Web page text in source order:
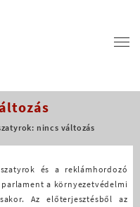
nincs változás
és a reklámhordozó
a környezetvédelmi
Az előterjesztésből az